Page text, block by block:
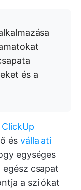
és a
ClickUp
és vállalati
egységes
csapat
a szilókat